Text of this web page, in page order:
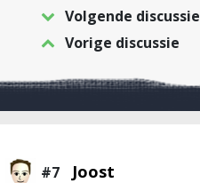
Volgende discussie
Vorige discussie
#7 Joost